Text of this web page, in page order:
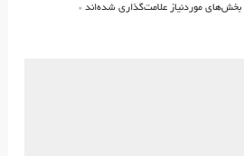
بخش‌های موردنیاز علامت‌گذاری شده‌اند *